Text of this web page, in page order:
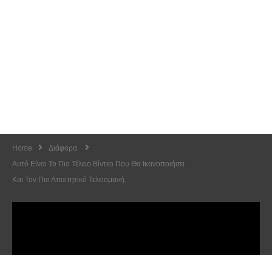
Home
Διάφορα
Αυτό Είναι Το Πιο Τέλειο Βίντεο Που Θα Ικανοποιήσει
Και Τον Πιο Απαιτητικό Τελειομανή.